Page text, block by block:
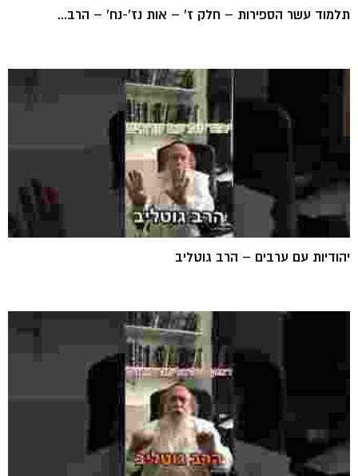
תלמוד עשר הספירות – חלק ז' – אות נז'-נח' – הרב...
יהודיות עם ערבים – הרב גוטליב